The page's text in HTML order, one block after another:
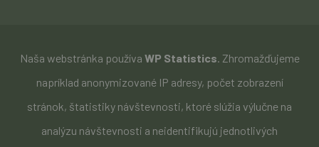
Naša webstránka používa WP Statistics . Zhromažďujeme
napríklad anonymizované IP adresy, počet zobrazení
stránok, štatistiky návštevnosti, ktoré slúžia výlučne na
analýzu návštevnosti a neidentifikujú jednotlivých